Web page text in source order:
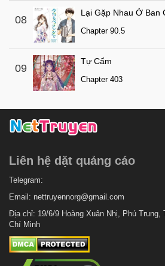
08
Lại Gặp Nhau Ở Ban
Chapter 90.5
09
Tự Cẩm
Chapter 403
Liên hệ dặt quảng cáo
Telegram:
Email: nettruyennorg@gmail.com
Địa chỉ: 19/6/9 Hoàng Xuân Nhị, Phú Trung,
Chí Minh